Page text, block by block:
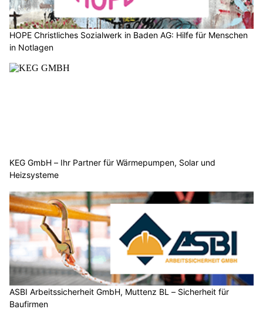
HOPE Christliches Sozialwerk in Baden AG: Hilfe für Menschen
in Notlagen
KEG GmbH – Ihr Partner für Wärmepumpen, Solar und
Heizsysteme
ASBI Arbeitssicherheit GmbH, Muttenz BL – Sicherheit für
Baufirmen